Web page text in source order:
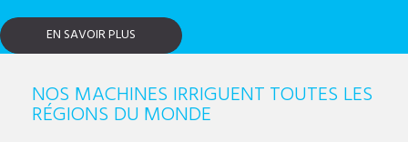
EN SAVOIR PLUS
NOS MACHINES IRRIGUENT TOUTES LES
RÉGIONS DU MONDE